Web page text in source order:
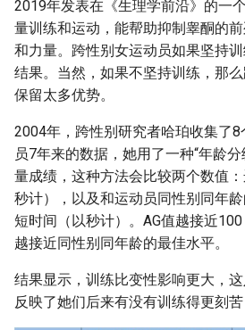
2019年发表在《生理学前沿》的一
量训练和运动，能帮助抑制睾酮的
和力量。跨性别女运动员如果坚持
结果。当然，如果不坚持训练，那
保留太多优势。
2004年，跨性别研究者哈珀收集了
员7年来的数据，她用了一种“年龄
量成绩，这种方法会比较两个数值
秒计），以及和运动员同性别同年
短时间（以秒计）。AG值越接近
越接近同性别同年龄的最佳水平。
结果显示，训练比变性影响更大，
反映了她们后来有没有训练得更刻苦